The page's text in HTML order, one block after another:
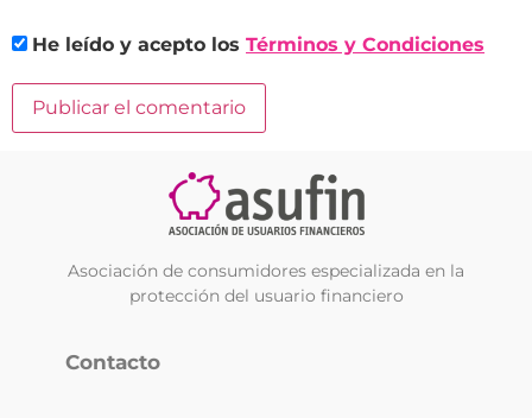
He leído y acepto los Términos y Condiciones
Asociación de consumidores especializada en la
protección del usuario financiero
Contacto